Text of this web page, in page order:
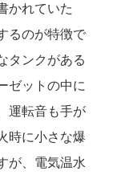
かれていた
るのが特徴で
タンクがある
ゼットの中に
運転音も手が
時に小さな爆
が、電気温水